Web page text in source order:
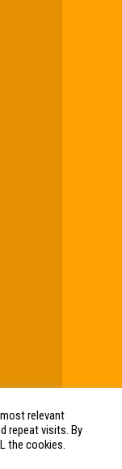
Humor wx
relevant
repeat visits. By
the cookies.